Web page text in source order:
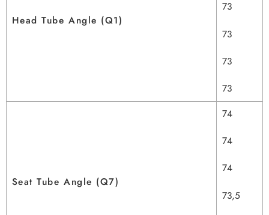
Head Tube Angle (Q1)
73
73
73
73
Seat Tube Angle (Q7)
74
74
74
73,5